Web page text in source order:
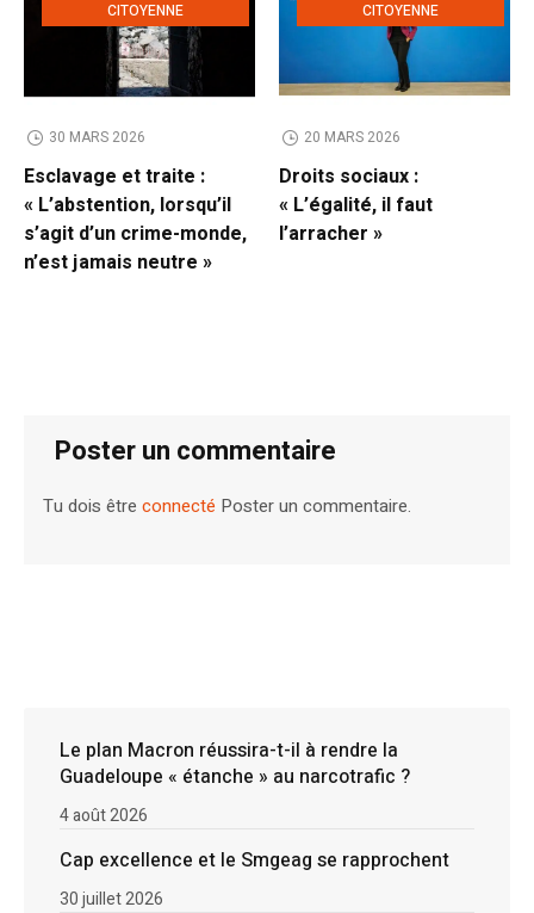
CITOYENNE
30 MARS 2026
Esclavage et traite :
« L’abstention, lorsqu’il
s’agit d’un crime-monde,
n’est jamais neutre »
CITOYENNE
20 MARS 2026
Droits sociaux :
« L’égalité, il faut
l’arracher »
Poster un commentaire
Tu dois êtreconnecté Poster un commentaire.
Le plan Macron réussira-t-il à rendre la
Guadeloupe « étanche » au narcotrafic ?
4 août 2026
Cap excellence et le Smgeag se rapprochent
30 juillet 2026